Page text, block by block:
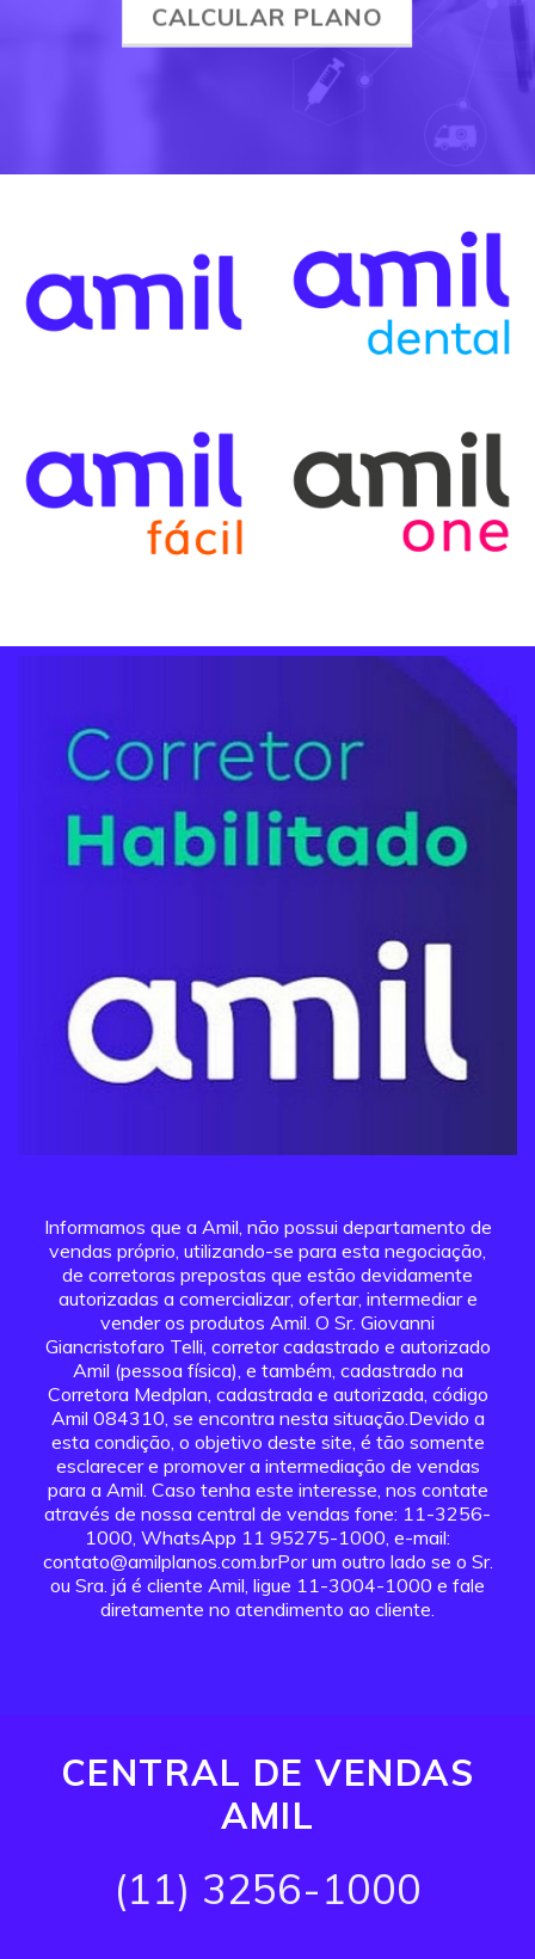
CALCULAR PLANO
Informamos que a Amil, não possui departamento de
vendas próprio, utilizando-se para esta negociação,
de corretoras prepostas que estão devidamente
autorizadas a comercializar, ofertar, intermediar e
vender os produtos Amil. O Sr. Giovanni
Giancristofaro Telli, corretor cadastrado e autorizado
Amil (pessoa física), e também, cadastrado na
Corretora Medplan, cadastrada e autorizada, código
Amil 084310, se encontra nesta situação.Devido a
esta condição, o objetivo deste site, é tão somente
esclarecer e promover a intermediação de vendas
para a Amil. Caso tenha este interesse, nos contate
através de nossa central de vendas fone: 11-3256-
1000, WhatsApp 11 95275-1000, e-mail:
contato@amilplanos.com.brPor um outro lado se o Sr.
ou Sra. já é cliente Amil, ligue 11-3004-1000 e fale
diretamente no atendimento ao cliente.
CENTRAL DE VENDAS
AMIL
(11) 3256-1000